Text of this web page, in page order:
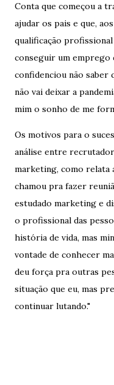
Conta que começou a
ajudar os pais e que,
qualificação
conseguir um emprego
confidenciou não saber
não vai deixar a
mim o sonho de me
Os motivos para o
análise entre
marketing, como relata
chamou pra fazer
estudado marketing e
o profissional das
história de vida, mas
vontade de conhecer
deu força pra outras
situação que eu, mas
continuar lutando."